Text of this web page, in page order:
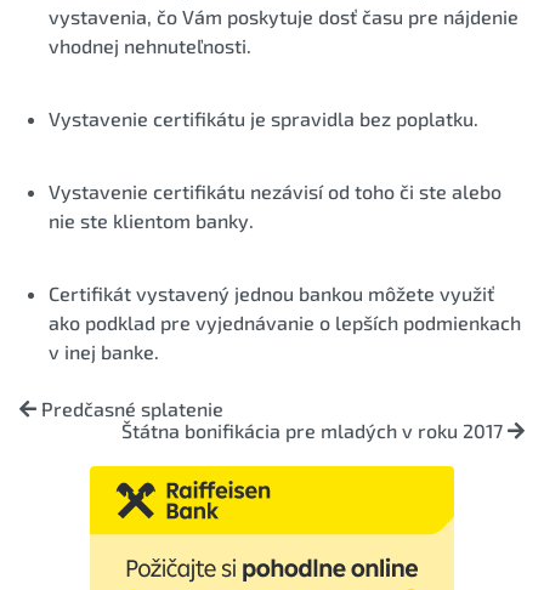
vystavenia, čo Vám poskytuje dosť času pre nájdenie
vhodnej nehnuteľnosti.
Vystavenie certifikátu je spravidla bez poplatku.
Vystavenie certifikátu nezávisí od toho či ste alebo
nie ste klientom banky.
Certifikát vystavený jednou bankou môžete využiť
ako podklad pre vyjednávanie o lepších podmienkach
v inej banke.
Predčasné splatenie
Štátna bonifikácia pre mladých v roku 2017